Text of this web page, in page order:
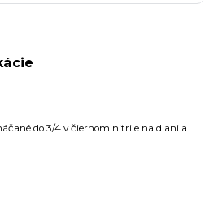
do 3/4 v čiernom nitrile na dlani a